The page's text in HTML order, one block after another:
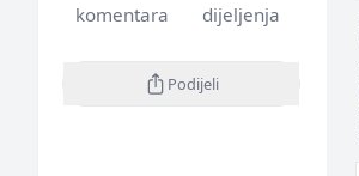
komentara dijeljenja
Podijeli